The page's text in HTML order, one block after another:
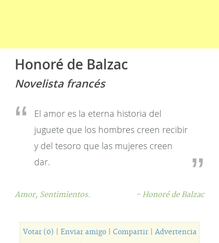
Honoré de Balzac
Novelista francés
El amor es la eterna historia del
juguete que los hombres creen recibir
y del tesoro que las mujeres creen
dar.
Amor, Sentimientos. - Honoré de Balzac
Votar (0) Enviar amigo| Compartir| Advertencia